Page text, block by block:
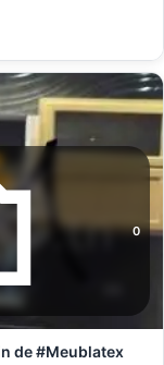
0
de #Meublatex